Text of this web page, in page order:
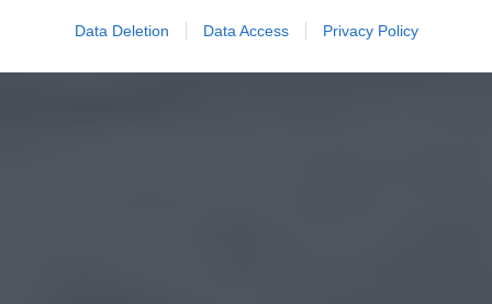
Data Deletion Data Access Privacy Policy